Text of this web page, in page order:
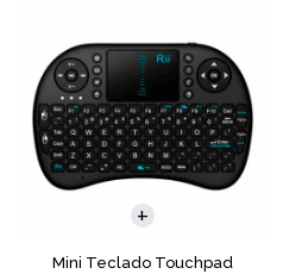
Mini Teclado Touchpad